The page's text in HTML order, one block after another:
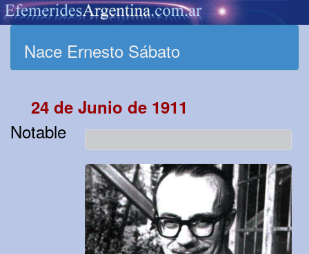
Nace Ernesto Sábato
24 de Junio de 1911
Notable